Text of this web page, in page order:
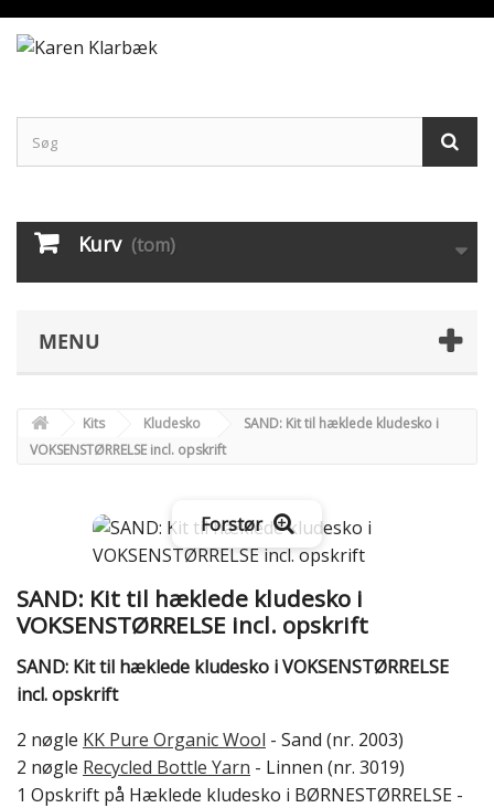
Kurv (tom)
MENU
Kits Kludesko
SAND: Kit til hæklede kludesko i
VOKSENSTØRRELSE incl. opskrift
Forstør
SAND: Kit til hæklede kludesko i
VOKSENSTØRRELSE incl. opskrift
SAND: Kit til hæklede kludesko i VOKSENSTØRRELSE
incl. opskrift
2 nøgle KK Pure Organic Wool - Sand (nr. 2003)
2 nøgle Recycled Bottle Yarn - Linnen (nr. 3019)
1 Opskrift på Hæklede kludesko i BØRNESTØRRELSE -